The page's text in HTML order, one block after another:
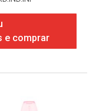
e comprar